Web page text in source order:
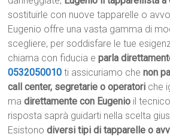
sostituirle con nuove tapparelle o
Eugenio offre una vasta gamma di
scegliere, per soddisfare le tue
chiama con fiducia eparla
0532050010 ti assicuriamo chenon
call center, segretarie o operatori che
madirettamente con Eugenio il
risposta saprà guidarti nella scelta
Esistonodiversi tipi di tapparelle o